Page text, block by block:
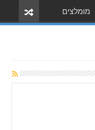
מומלצים